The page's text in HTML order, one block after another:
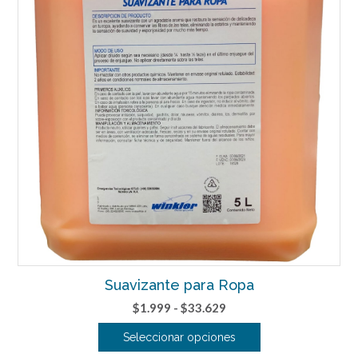
opciones
se
pueden
elegir
en
la
página
de
Suavizante para Ropa
$1.999 - $33.629Rango
de
precios:
Seleccionar opciones